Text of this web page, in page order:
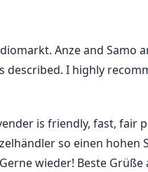
Anze and
described. I highly
is friendly, fast, fair
so einen
wieder! Beste Grüße